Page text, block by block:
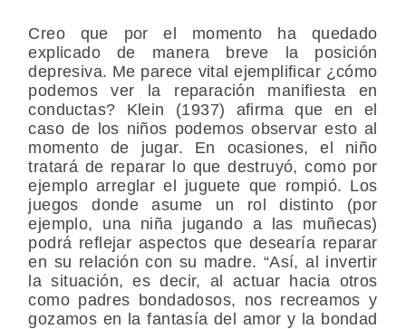
Creo que por el momento ha quedado
explicado de manera breve la posición
depresiva. Me parece vital ejemplificar ¿cómo
podemos ver la reparación manifiesta en
conductas? Klein (1937) afirma que en el
caso de los niños podemos observar esto al
momento de jugar. En ocasiones, el niño
tratará de reparar lo que destruyó, como por
ejemplo arreglar el juguete que rompió. Los
juegos donde asume un rol distinto (por
ejemplo, una niña jugando a las muñecas)
podrá reflejar aspectos que desearía reparar
en su relación con su madre. “Así, al invertir
la situación, es decir, al actuar hacia otros
como padres bondadosos, nos recreamos y
gozamos en la fantasía del amor y la bondad